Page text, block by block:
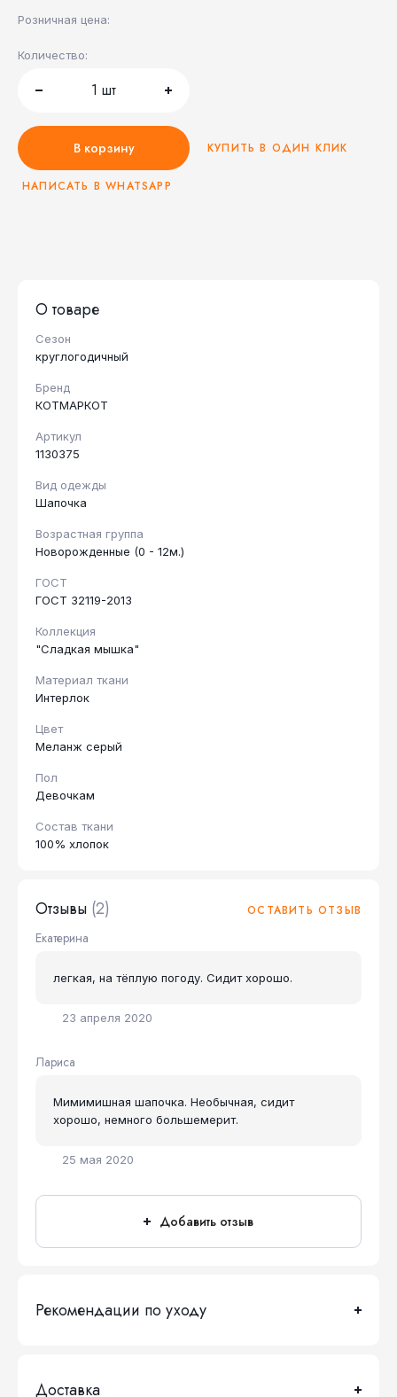
Розничная цена:
Количество:
1 шт
В корзину КУПИТЬ В ОДИН КЛИК
НАПИСАТЬ В WHATSAPP
О товаре
Сезон
круглогодичный
Бренд
КОТМАРКОТ
Артикул
1130375
Вид одежды
Шапочка
Возрастная группа
Новорожденные (0 - 12м.)
ГОСТ
ГОСТ 32119-2013
Коллекция
"Сладкая мышка"
Материал ткани
Интерлок
Цвет
Меланж серый
Пол
Девочкам
Состав ткани
100% хлопок
Отзывы (2) ОСТАВИТЬ ОТЗЫВ
Екатерина
23 апреля 2020
легкая, на тёплую погоду. Сидит хорошо.
Лариса
25 мая 2020
Мимимишная шапочка. Необычная, сидит
хорошо, немного большемерит.
Добавить отзыв
Рекомендации по уходу
Доставка